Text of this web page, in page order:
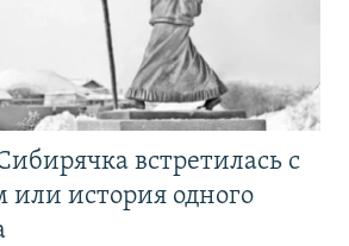
встретилась с
или история одного